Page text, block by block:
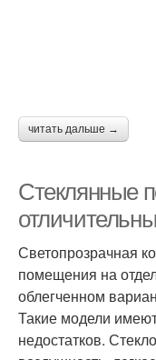
читать дальше →
Стеклянные
Светопрозрачная
помещения на
облегченном
Такие модели
недостатков.